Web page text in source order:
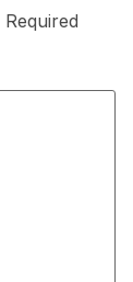
Required